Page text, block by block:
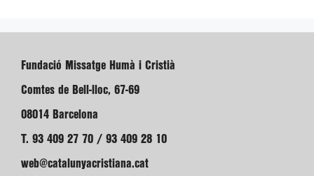
Fundació Missatge Humà i Cristià
Comtes de Bell-lloc, 67-69
08014 Barcelona
T. 93 409 27 70 / 93 409 28 10
web@catalunyacristiana.cat